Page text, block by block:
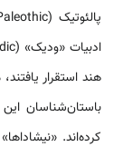
ادبیات «ودیک» (Vedic) را نشان می‌دهد. زمانی که